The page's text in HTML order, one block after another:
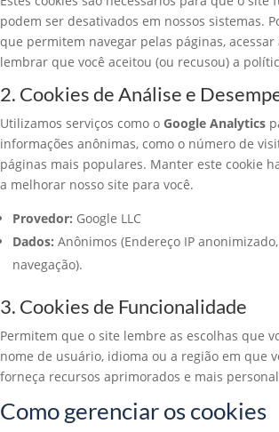
podem ser desativados em nossos sistemas.
que permitem navegar pelas páginas, acessar
lembrar que você aceitou (ou recusou) a
2. Cookies de Análise e
Utilizamos serviços como o Google Analytics
informações anônimas, como o número de
páginas mais populares. Manter este cookie
a melhorar nosso site para você.
Provedor: Google LLC
Dados: Anônimos (Endereço IP
navegação).
3. Cookies de Funcionalidade
Permitem que o site lembre as escolhas que
nome de usuário, idioma ou a região em que
forneça recursos aprimorados e mais
Como gerenciar os cookies